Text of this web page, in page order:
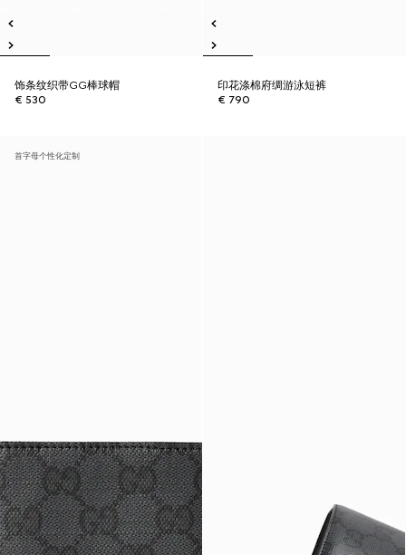
饰条纹织带GG棒球帽
€ 530
印花涤棉府绸游泳短裤
€ 790
首字母个性化定制